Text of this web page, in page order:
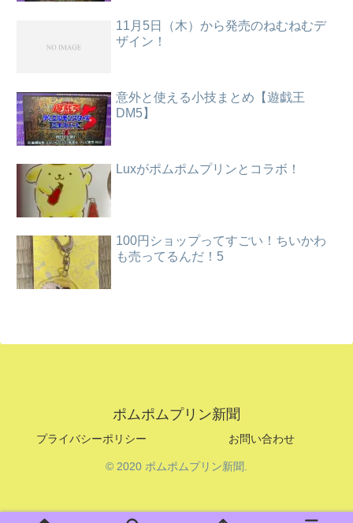
11月5日（木）から発売のねむねむデ
ザイン！
意外と使える小技まとめ【遊戯王
DM5】
Luxがポムポムプリンとコラボ！
100円ショップってすごい！ちいかわ
も売ってるんだ！5
ポムポムプリン新聞
プライバシーポリシー お問い合わせ
© 2020 ポムポムプリン新聞.